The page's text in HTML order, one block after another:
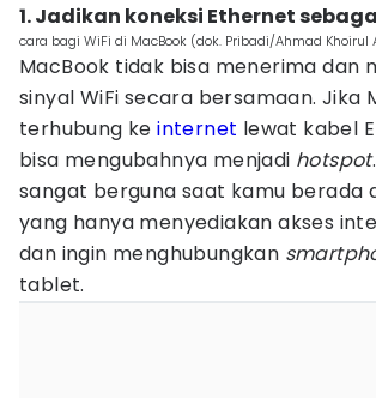
1. Jadikan koneksi Ethernet
cara bagi WiFi di MacBook (dok. Pribadi/Ahmad Khoirul
MacBook tidak bisa menerima dan
sinyal WiFi secara bersamaan. Jika
terhubung keinternet lewat kabel
bisa mengubahnya menjadi hotspot
sangat berguna saat kamu berada
yang hanya menyediakan akses
dan ingin menghubungkan
tablet.